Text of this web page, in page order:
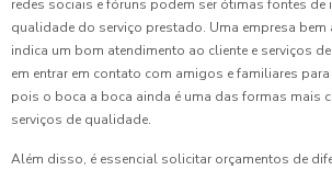
redes sociais e fóruns podem ser ótimas fontes de
qualidade do serviço prestado. Uma empresa bem
indica um bom atendimento ao cliente e serviços
em entrar em contato com amigos e familiares
pois o boca a boca ainda é uma das formas mais
serviços de qualidade.
Além disso, é essencial solicitar orçamentos de